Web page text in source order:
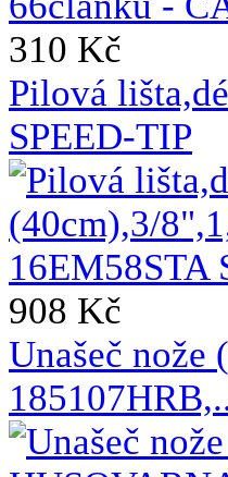
310 Kč
Pilová
SPEED-TIP
908 Kč
Unašeč nože